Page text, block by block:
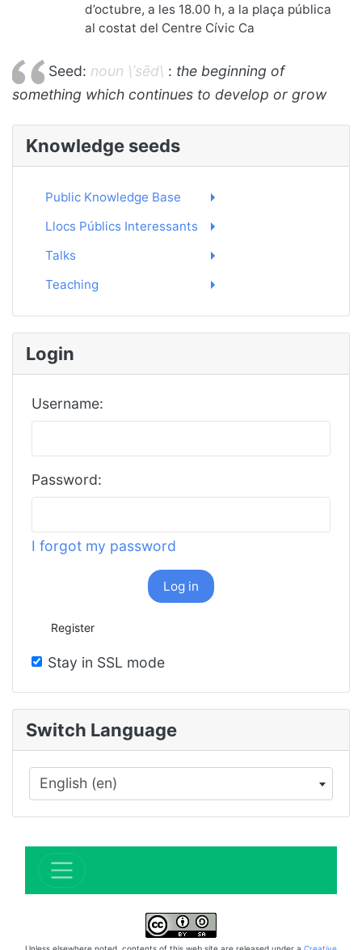
d’octubre, a les 18.00 h, a la plaça pública
al costat del Centre Cívic Ca
Seed: noun \ˈsēd\ : the beginning of
something which continues to develop or grow
Knowledge seeds
Public Knowledge Base
Llocs Públics Interessants
Talks
Teaching
Login
Username:
Password:
I forgot my password
Log in
Register
Stay in SSL mode
Switch Language
×
English (en)